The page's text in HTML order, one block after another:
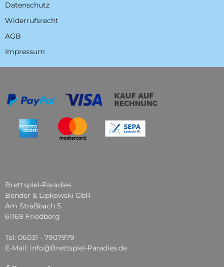
Datenschutz
Widerrufsrecht
AGB
Impressum
Brettspiel-Paradies
Bender & Lipkowski GbR
Am Straßbach 5
61169 Friedberg
Tel: 06031 - 7907979
E-Mail: info@Brettspiel-Paradies.de